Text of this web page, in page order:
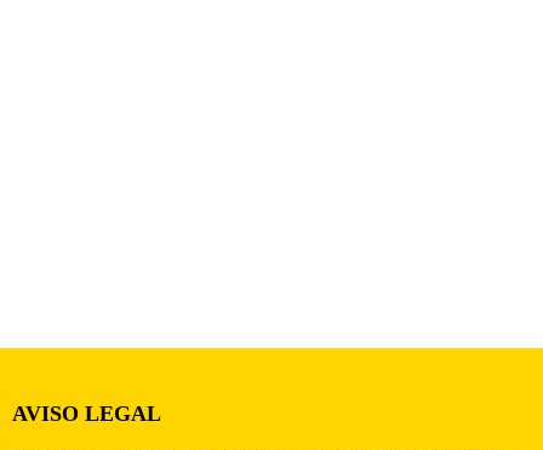
AVISO LEGAL